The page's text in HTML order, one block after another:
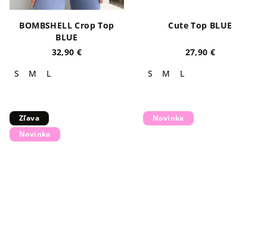
BOMBSHELL Crop Top
BLUE
32,90 €
S
M L
Cute Top BLUE
27,90 €
S
M L
Zľava
Novinka
Novinka